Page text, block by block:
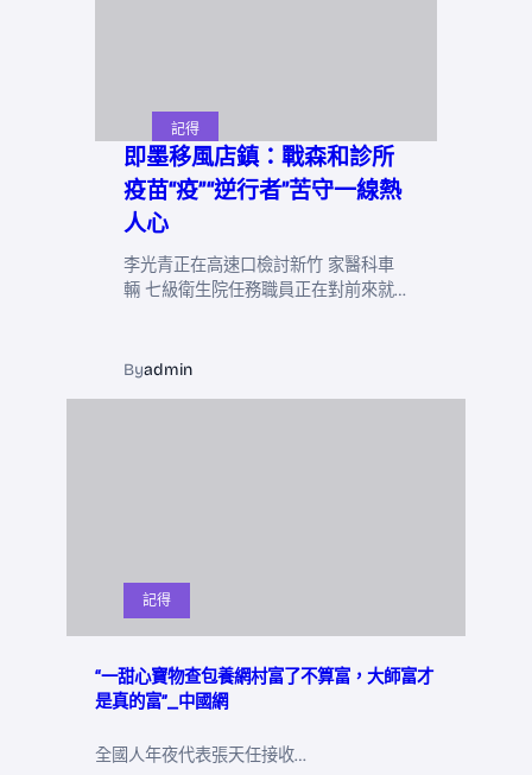
記得
即墨移風店鎮：戰森和診所
疫苗“疫”“逆行者”苦守一線熱
人心
李光青正在高速口檢討新竹 家醫科車
輛 七級衛生院任務職員正在對前來就…
Byadmin
記得
“一甜心寶物查包養網村富了不算富，大師富才
是真的富”_中國網
全國人年夜代表張天任接收…